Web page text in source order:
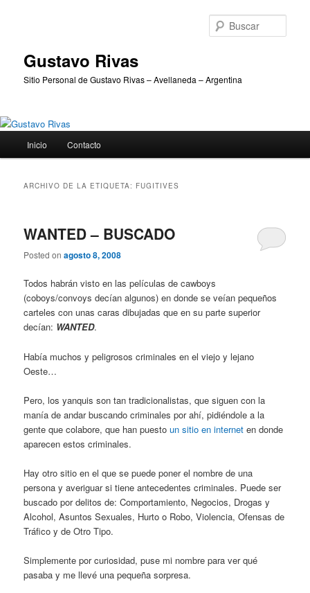
Gustavo Rivas
Sitio Personal de Gustavo Rivas – Avellaneda – Argentina
principal
Inicio Contacto
ARCHIVO DE LA ETIQUETA: FUGITIVES
WANTED – BUSCADO
Posted onagosto 8, 2008
Todos habrán visto en las películas de cawboys
(coboys/convoys decían algunos) en donde se veían pequeños
carteles con unas caras dibujadas que en su parte superior
decían: WANTED.
Había muchos y peligrosos criminales en el viejo y lejano
Oeste…
Pero, los yanquis son tan tradicionalistas, que siguen con la
manía de andar buscando criminales por ahí, pidiéndole a la
gente que colabore, que han puestoun sitio en internet en donde
aparecen estos criminales.
Hay otro sitio en el que se puede poner el nombre de una
persona y averiguar si tiene antecedentes criminales. Puede ser
buscado por delitos de: Comportamiento, Negocios, Drogas y
Alcohol, Asuntos Sexuales, Hurto o Robo, Violencia, Ofensas de
Tráfico y de Otro Tipo.
Simplemente por curiosidad, puse mi nombre para ver qué
pasaba y me llevé una pequeña sorpresa.